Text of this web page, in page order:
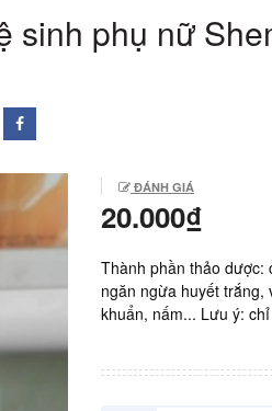
sinh phụ nữ
ĐÁNH GIÁ
20.000₫
Thành phần thảo dược:
ngăn ngừa huyết trắng,
khuẩn, nấm... Lưu ý:
Sản xuất: MERAP, Việt